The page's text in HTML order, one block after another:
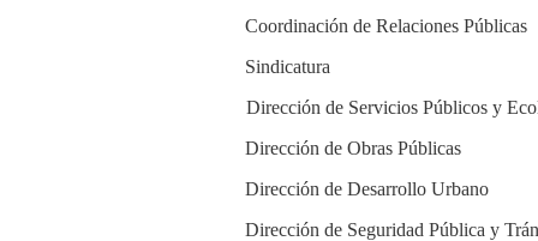
Coordinación de Relaciones Públicas
Sindicatura
Dirección de Servicios Públicos y
Dirección de Obras Públicas
Dirección de Desarrollo Urbano
Dirección de Seguridad Pública y